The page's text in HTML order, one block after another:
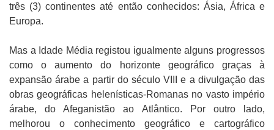
três (3) continentes até então conhecidos: Ásia, África e
Europa.
Mas a Idade Média registou igualmente alguns progressos
como o aumento do horizonte geográfico graças à
expansão árabe a partir do século VIII e a divulgação das
obras geográficas helenísticas-Romanas no vasto império
árabe, do Afeganistão ao Atlântico. Por outro lado,
melhorou o conhecimento geográfico e cartográfico